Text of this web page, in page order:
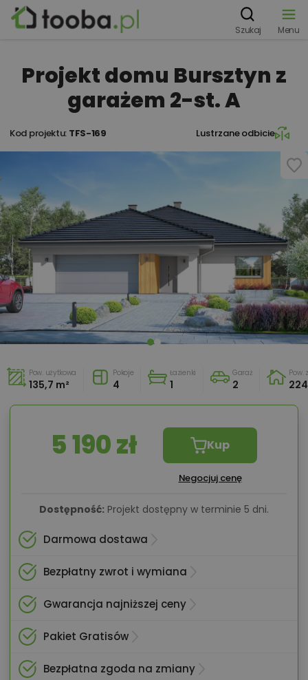
Szukaj Menu
Projekt domu Bursztyn z
garażem 2-st. A
Kod projektu: TFS-169 Lustrzane odbicie
Pow. użytkowa
135,7 m²
Pokoje
4
Łazienki
1
Garaż
2
Pow.
5 190 zł Kup
Negocjuj cenę
Dostępność: Projekt dostępny w terminie 5 dni.
Darmowa dostawa
Bezpłatny zwrot i wymiana
Gwarancja najniższej ceny
Pakiet Gratisów
Bezpłatna zgoda na zmiany